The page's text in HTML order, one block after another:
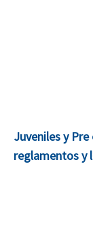
Juveniles y
reglamentos y